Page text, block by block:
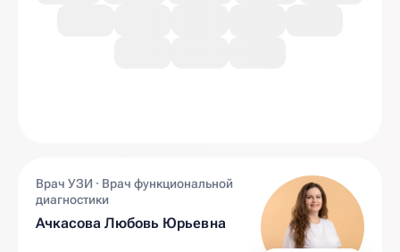
Врач УЗИ · Врач функциональной
диагностики
Ачкасова Любовь Юрьевна